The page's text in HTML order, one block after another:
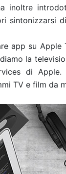
inoltre
sintonizzarsi
app su
la
di
TV e film da